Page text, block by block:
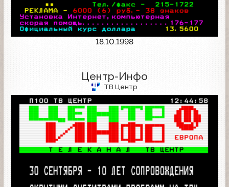
18.10.1998
Центр-Инфо
ТВ Центр